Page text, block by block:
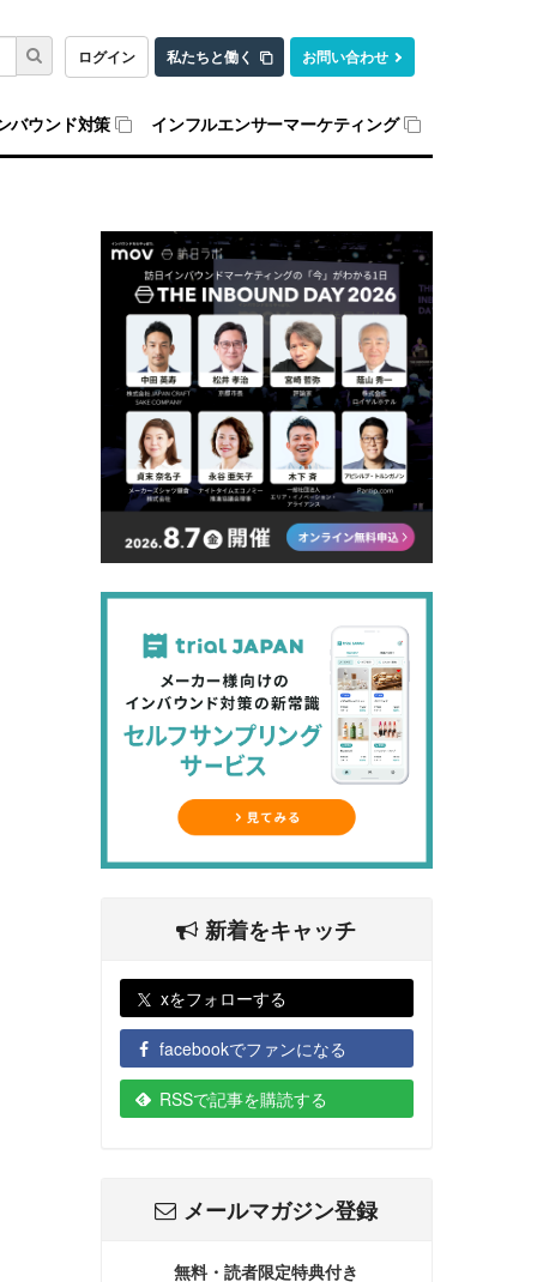
ログイン 私たちと働く お問い合わせ
バウンド対策 インフルエンサーマーケティング
新着をキャッチ
xをフォローする
facebookでファンになる
RSSで記事を購読する
メールマガジン登録
無料・読者限定特典付き